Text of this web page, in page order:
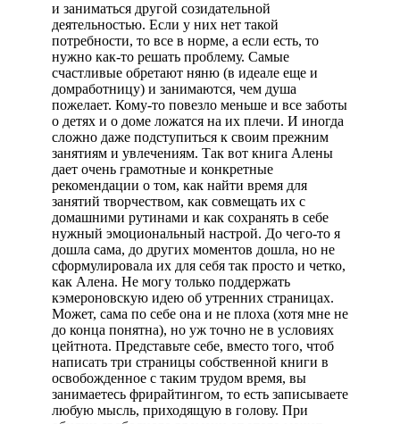
и заниматься другой созидательной
деятельностью. Если у них нет такой
потребности, то все в норме, а если есть, то
нужно как-то решать проблему. Самые
счастливые обретают няню (в идеале еще и
домработницу) и занимаются, чем душа
пожелает. Кому-то повезло меньше и все заботы
о детях и о доме ложатся на их плечи. И иногда
сложно даже подступиться к своим прежним
занятиям и увлечениям. Так вот книга Алены
дает очень грамотные и конкретные
рекомендации о том, как найти время для
занятий творчеством, как совмещать их с
домашними рутинами и как сохранять в себе
нужный эмоциональный настрой. До чего-то я
дошла сама, до других моментов дошла, но не
сформулировала их для себя так просто и четко,
как Алена. Не могу только поддержать
кэмероновскую идею об утренних страницах.
Может, сама по себе она и не плоха (хотя мне не
до конца понятна), но уж точно не в условиях
цейтнота. Представьте себе, вместо того, чтоб
написать три страницы собственной книги в
освобожденное с таким трудом время, вы
занимаетесь фрирайтингом, то есть записываете
любую мысль, приходящую в голову. При